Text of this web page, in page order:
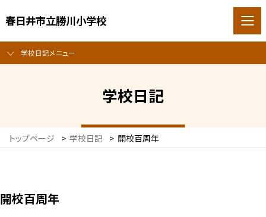
春日井市立勝川小学校
学校日記メニュー
学校日記
トップページ > 学校日記 > 開校百周年
開校百周年